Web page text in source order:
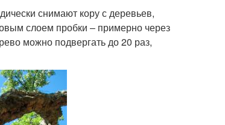
снимают кору с деревьев,
слоем пробки – примерно через
можно подвергать до 20 раз,